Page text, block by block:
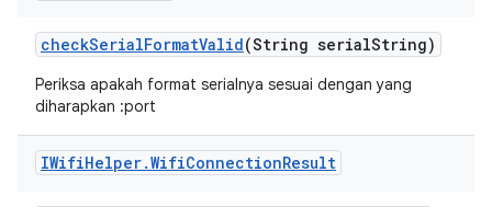
checkSerialFormatValid(String serialString)
Periksa apakah format serialnya sesuai dengan yang
diharapkan :port
IWifiHelper.WifiConnectionResult